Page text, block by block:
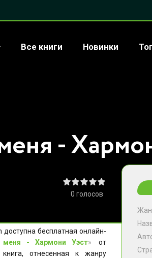
Все книги Новинки
-
0 голосов
доступна бесплатная онлайн-
меня - Хармони Уэст»
от
отнесенная к жанру